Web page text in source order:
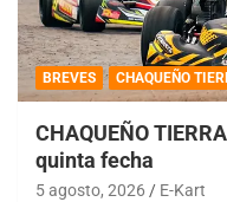
BREVES CHAQUEÑO
CHAQUEÑO
quinta fecha
5 agosto, 2026 E-Kart